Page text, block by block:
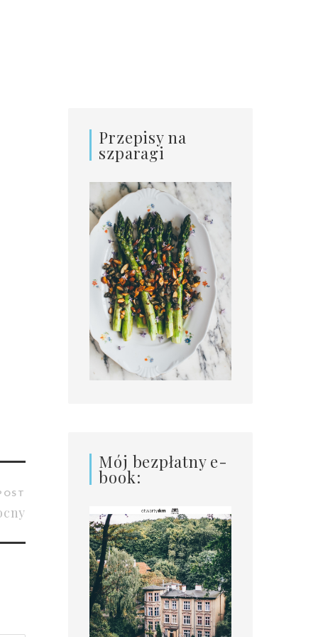
Przepisy na
szparagi
Mój bezpłatny e-
book: